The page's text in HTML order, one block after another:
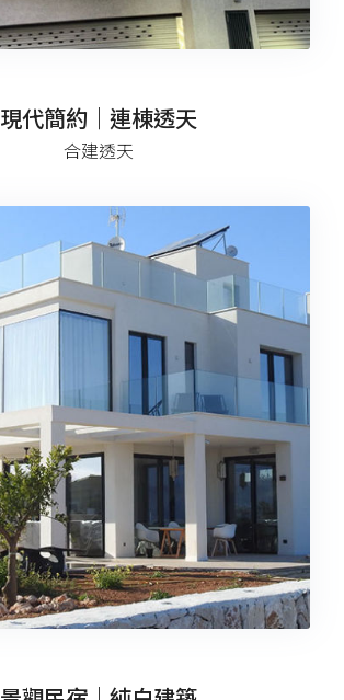
現代簡約｜連棟透天
合建透天